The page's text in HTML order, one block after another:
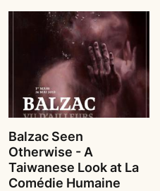
Balzac Seen
Otherwise - A
Taiwanese Look at La
Comédie Humaine